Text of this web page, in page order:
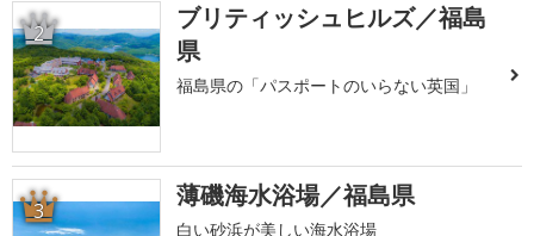
2
ブリティッシュヒルズ／福島
県
福島県の「パスポートのいらない英国」
3 薄磯海水浴場／福島県
白い砂浜が美しい海水浴場